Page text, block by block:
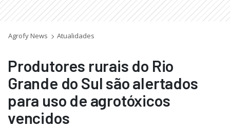
Agrofy News Atualidades
Produtores rurais do Rio
Grande do Sul são alertados
para uso de agrotóxicos
vencidos